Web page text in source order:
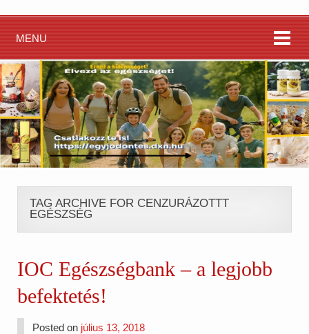
MENU
TAG ARCHIVE FOR CENZURÁZOTTT
EGÉSZSÉG
IOC Egészségbank – a legjobb
befektetés!
Posted on július 13, 2018